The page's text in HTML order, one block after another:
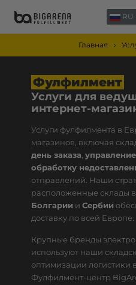
RU
О НАС
Главная
Фулфилмент
Услуги для
интернет-
Услуги фулфилмента в
магазинов, включая
день заказа,
обработку
отправлений. Наши
расположенные склады в
Болгарии и Сербии
доставку по всей Европе.
Крупные бренды
используют наши
оптимизации логистики
Фулфилмент-центр